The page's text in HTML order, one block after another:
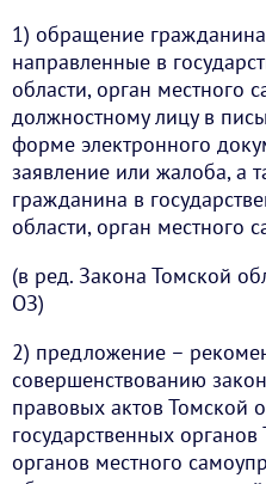
1) обращение
направленные в
области, орган местного
должностному лицу в
форме электронного
заявление или жалоба, а
гражданина в
области, орган местного
(в ред. Закона Томской
ОЗ)
2) предложение –
совершенствованию
правовых актов Томской
государственных
органов местного